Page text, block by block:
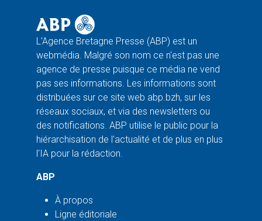
L'Agence Bretagne Presse (ABP) est un
webmédia. Malgré son nom ce n'est pas une
agence de presse puisque ce média ne vend
pas ses informations. Les informations sont
distribuées sur ce site web abp.bzh, sur les
réseaux sociaux, et via des newsletters ou
des notifications. ABP utilise le public pour la
hiérarchisation de l'actualité et de plus en plus
l'IA pour la rédaction.
ABP
À propos
Ligne éditoriale